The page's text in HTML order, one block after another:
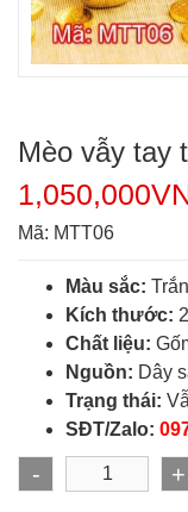
Mèo vẫy tay
1,050,000
Mã: MTT06
Màu sắc:
Kích thước:
Chất liệu:
Nguồn: Dây
Trạng thái:
SĐT/Zalo:
- +